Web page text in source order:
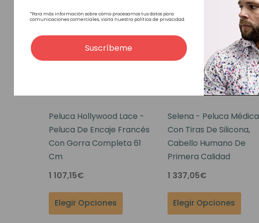
Peluca Hollywood Lace -
Peluca De Encaje Francés
Con Gorra Completa 61
Cm
1 107,15€
Elegir Opciones
Selena - Peluca Médica
Con Tiras De Silicona,
Cabello Humano De
Primera Calidad
1 337,05€
Elegir Opciones
*Para más información sobre cómo procesamos tus datos para
comunicaciones comerciales, visita nuestra política de privacidad.
Suscríbeme